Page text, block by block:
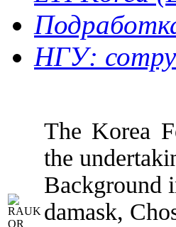
НГУ:
The Korea
the
Background
damask,